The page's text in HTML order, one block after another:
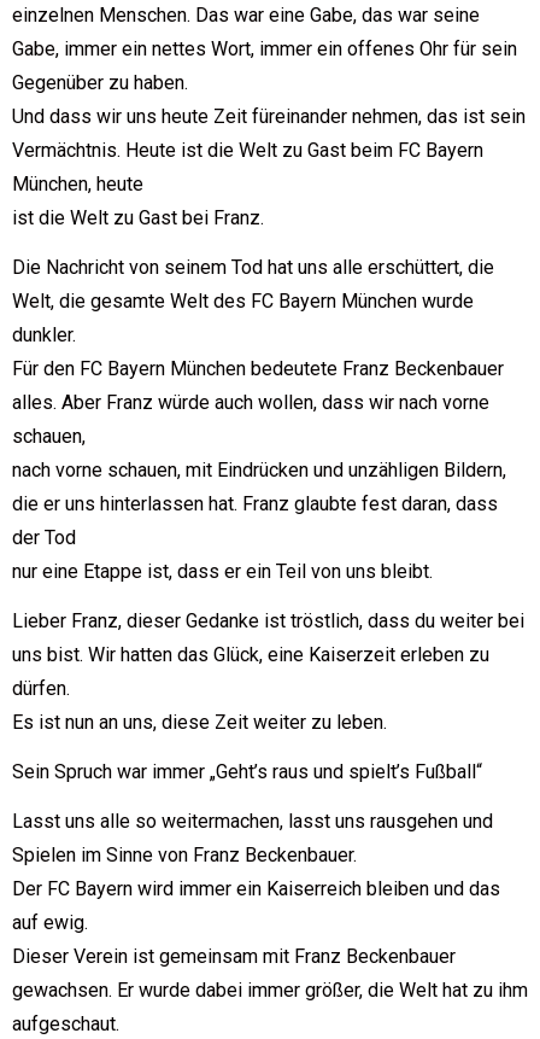
einzelnen Menschen. Das war eine Gabe, das war seine
Gabe, immer ein nettes Wort, immer ein offenes Ohr für sein
Gegenüber zu haben.
Und dass wir uns heute Zeit füreinander nehmen, das ist sein
Vermächtnis. Heute ist die Welt zu Gast beim FC Bayern
München, heute
ist die Welt zu Gast bei Franz.
Die Nachricht von seinem Tod hat uns alle erschüttert, die
Welt, die gesamte Welt des FC Bayern München wurde
dunkler.
Für den FC Bayern München bedeutete Franz Beckenbauer
alles. Aber Franz würde auch wollen, dass wir nach vorne
schauen,
nach vorne schauen, mit Eindrücken und unzähligen Bildern,
die er uns hinterlassen hat. Franz glaubte fest daran, dass
der Tod
nur eine Etappe ist, dass er ein Teil von uns bleibt.
Lieber Franz, dieser Gedanke ist tröstlich, dass du weiter bei
uns bist. Wir hatten das Glück, eine Kaiserzeit erleben zu
dürfen.
Es ist nun an uns, diese Zeit weiter zu leben.
Sein Spruch war immer „Geht’s raus und spielt’s Fußball“
Lasst uns alle so weitermachen, lasst uns rausgehen und
Spielen im Sinne von Franz Beckenbauer.
Der FC Bayern wird immer ein Kaiserreich bleiben und das
auf ewig.
Dieser Verein ist gemeinsam mit Franz Beckenbauer
gewachsen. Er wurde dabei immer größer, die Welt hat zu ihm
aufgeschaut.